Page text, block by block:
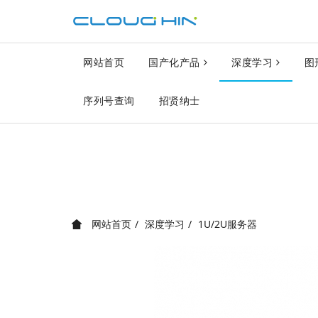
网站首页 国产化产品 深度学习 图
序列号查询 招贤纳士
网站首页 深度学习 1U/2U服务器